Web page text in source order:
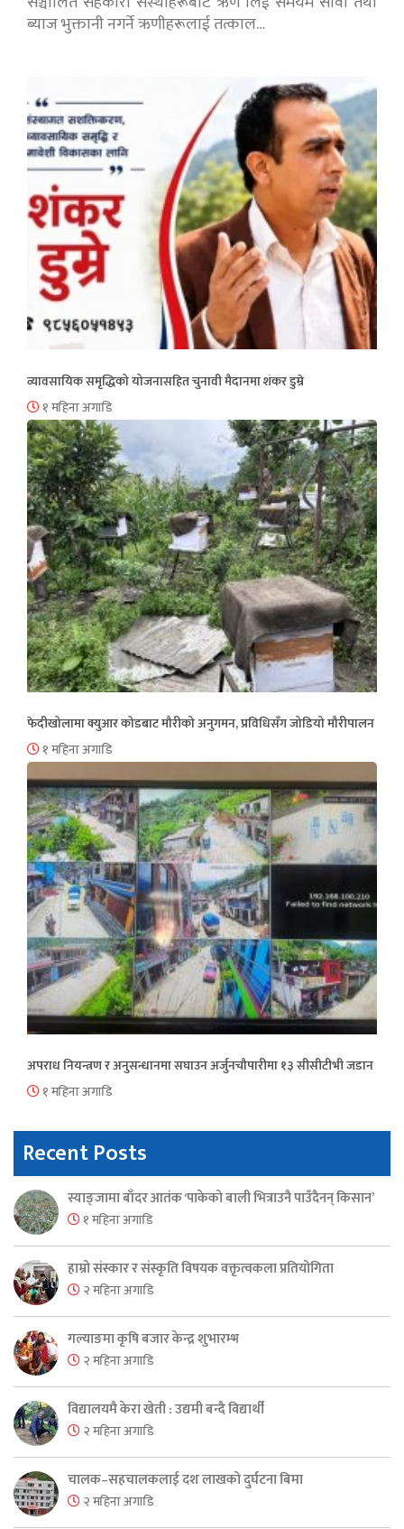
ब्याज भुक्तानी नगर्ने ऋणीहरूलाई तत्काल…
व्यावसायिक समृद्धिको योजनासहित चुनावी मैदानमा शंकर डुम्रे
१ महिना अगाडि
फेदीखोलामा क्युआर कोडबाट मौरीको अनुगमन, प्रविधिसँग जोडियो मौरीपालन
१ महिना अगाडि
अपराध नियन्त्रण र अनुसन्धानमा सघाउन अर्जुनचौपारीमा १३ सीसीटीभी जडान
१ महिना अगाडि
Recent Posts
स्याङ्जामा बाँदर आतंक ‘पाकेको बाली भित्राउनै पाउँदैनन् किसान’
१ महिना अगाडि
हाम्रो संस्कार र संस्कृति विषयक वक्तृत्वकला प्रतियोगिता
२ महिना अगाडि
गल्याङमा कृषि बजार केन्द्र शुभारम्भ
२ महिना अगाडि
विद्यालयमै केरा खेती : उद्यमी बन्दै विद्यार्थी
२ महिना अगाडि
चालक–सहचालकलाई दश लाखको दुर्घटना बिमा
२ महिना अगाडि